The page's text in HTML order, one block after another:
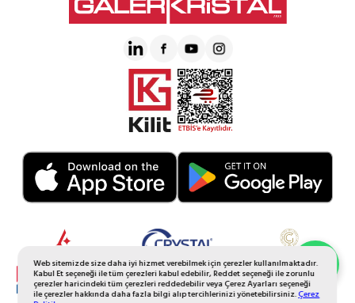
Web sitemizde size daha iyi hizmet verebilmek için çerezler kullanılmaktadır.
Kabul Et seçeneği ile tüm çerezleri kabul edebilir, Reddet seçeneği ile zorunlu
çerezler haricindeki tüm çerezleri reddedebilir veya Çerez Ayarları seçeneği
ile çerezler hakkında daha fazla bilgi alıp tercihlerinizi yönetebilirsiniz.Çerez
Whatsapp Sipariş